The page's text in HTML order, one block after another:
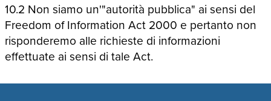
10.2 Non siamo un'"autorità pubblica" ai sensi del
Freedom of Information Act 2000 e pertanto non
risponderemo alle richieste di informazioni
effettuate ai sensi di tale Act.